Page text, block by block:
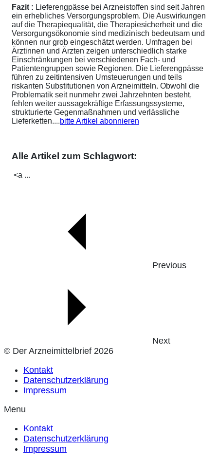
Fazit : Lieferengpässe bei Arzneistoffen sind seit Jahren
ein erhebliches Versorgungsproblem. Die Auswirkungen
auf die Therapiequalität, die Therapiesicherheit und die
Versorgungsökonomie sind medizinisch bedeutsam und
können nur grob eingeschätzt werden. Umfragen bei
Ärztinnen und Ärzten zeigen unterschiedlich starke
Einschränkungen bei verschiedenen Fach- und
Patientengruppen sowie Regionen. Die Lieferengpässe
führen zu zeitintensiven Umsteuerungen und teils
riskanten Substitutionen von Arzneimitteln. Obwohl die
Problematik seit nunmehr zwei Jahrzehnten besteht,
fehlen weiter aussagekräftige Erfassungssysteme,
strukturierte Gegenmaßnahmen und verlässliche
Lieferketten....bitte Artikel abonnieren
Alle Artikel zum Schlagwort:
<a ...
Previous
Next
© Der Arzneimittelbrief 2026
Kontakt
Datenschutzerklärung
Impressum
Menu
Kontakt
Datenschutzerklärung
Impressum